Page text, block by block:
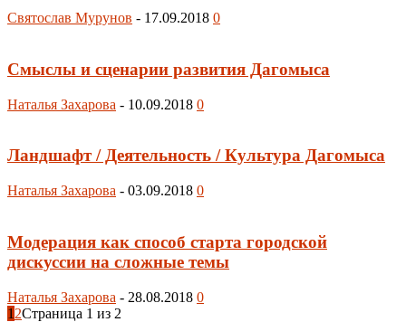
Святослав Мурунов - 17.09.2018 0
Смыслы и сценарии развития Дагомыса
Наталья Захарова - 10.09.2018 0
Ландшафт / Деятельность / Культура Дагомыса
Наталья Захарова - 03.09.2018 0
Модерация как способ старта городской
дискуссии на сложные темы
Наталья Захарова - 28.08.2018 0
1 2Страница 1 из 2